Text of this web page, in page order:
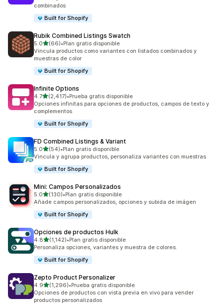
combinados
Built for Shopify
Rubik Combined Listings Swatch
5.0de 5 estrellas
(66)
66 reseñas en total
•Plan gratis disponible
Vincula productos como variantes con listados combinados y
muestras de color
Built for Shopify
Infinite Options
4.7de 5 estrellas
(2,417)
2417 reseñas en total
•Prueba gratis disponible
Opciones infinitas para opciones de productos, campos de texto y
complementos
Built for Shopify
FD Combined Listings & Variant
5.0de 5 estrellas
(54)
54 reseñas en total
•Plan gratis disponible
Vincula y agrupa productos, personaliza variantes con muestras
Built for Shopify
Mini: Campos Personalizados
5.0de 5 estrellas
(130)
130 reseñas en total
•Plan gratis disponible
Añade campos personalizados, opciones y subida de imágen
Built for Shopify
Opciones de productos Hulk
4.8de 5 estrellas
(1,142)
1142 reseñas en total
•Plan gratis disponible
Personaliza opciones, variantes y muestra de colores.
Built for Shopify
Zepto Product Personalizer
4.9de 5 estrellas
(1,296)
1296 reseñas en total
•Prueba gratis disponible
Opciones de productos con vista previa en vivo para vender
productos personalizados